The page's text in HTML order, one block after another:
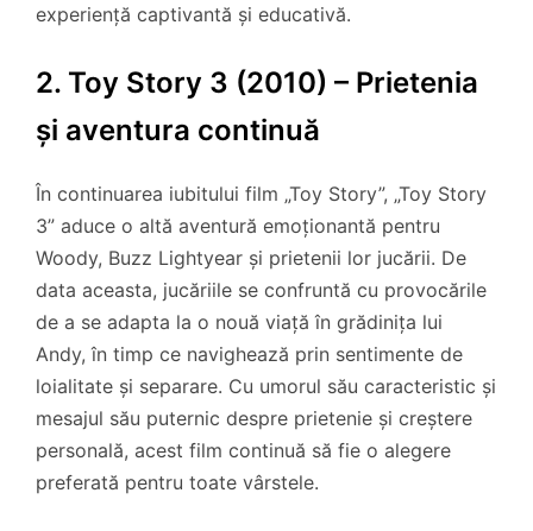
experiență captivantă și educativă.
2. Toy Story 3 (2010) – Prietenia
și aventura continuă
În continuarea iubitului film „Toy Story”, „Toy Story
3” aduce o altă aventură emoționantă pentru
Woody, Buzz Lightyear și prietenii lor jucării. De
data aceasta, jucăriile se confruntă cu provocările
de a se adapta la o nouă viață în grădinița lui
Andy, în timp ce navighează prin sentimente de
loialitate și separare. Cu umorul său caracteristic și
mesajul său puternic despre prietenie și creștere
personală, acest film continuă să fie o alegere
preferată pentru toate vârstele.